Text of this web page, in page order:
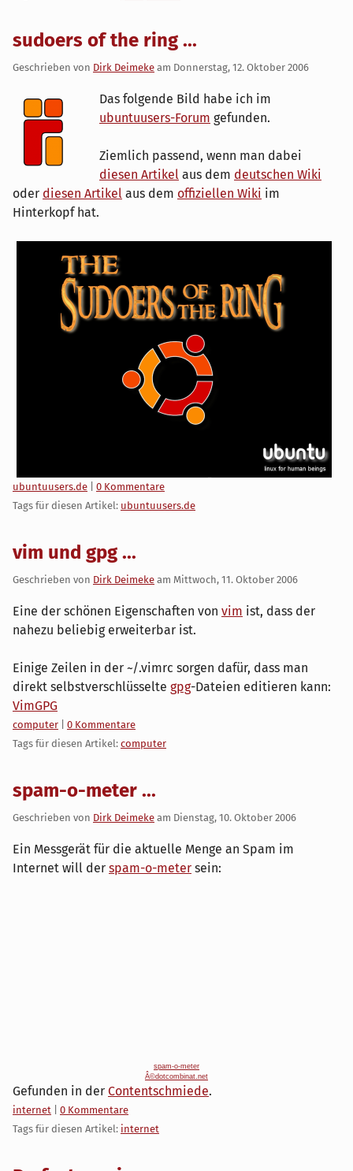
sudoers of the ring ...
Geschrieben von Dirk Deimeke am Donnerstag, 12. Oktober 2006
Das folgende Bild habe ich im
ubuntuusers-Forum gefunden.
Ziemlich passend, wenn man dabei
diesen Artikel aus dem deutschen Wiki
oder diesen Artikel aus dem offiziellen Wiki im
Hinterkopf hat.
Kategorien:
ubuntuusers.de
0 Kommentare
Tags für diesen Artikel: ubuntuusers.de
vim und gpg ...
Geschrieben von Dirk Deimeke am Mittwoch, 11. Oktober 2006
Eine der schönen Eigenschaften von vim ist, dass der
nahezu beliebig erweiterbar ist.
Einige Zeilen in der ~/.vimrc sorgen dafür, dass man
direkt selbstverschlüsselte gpg-Dateien editieren kann:
VimGPG
Kategorien:
computer
0 Kommentare
Tags für diesen Artikel: computer
spam-o-meter ...
Geschrieben von Dirk Deimeke am Dienstag, 10. Oktober 2006
Ein Messgerät für die aktuelle Menge an Spam im
Internet will der spam-o-meter sein:
spam-o-meter
Â©dotcombinat.net
Gefunden in der Contentschmiede.
Kategorien:
internet
0 Kommentare
Tags für diesen Artikel: internet